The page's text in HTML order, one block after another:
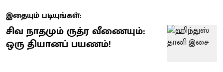
இதையும் படியுங்கள்:
சிவ நாதமும் ருத்ர வீணையும்:
ஒரு தியானப் பயணம்!